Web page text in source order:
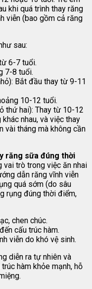
khi quá trình thay răng
viễn (bao gồm cả răng
sau:
6-7 tuổi.
7-8 tuổi.
Bắt đầu thay từ 9-11
10-12 tuổi.
thứ hai): Thay từ 10-12
nhau, và việc thay
vài tháng mà không cần
răng sữa đúng thời
vai trò trong việc ăn nhai
dẫn răng vĩnh viễn
quá sớm (do sâu
rụng đúng thời điểm,
chen chúc.
cấu trúc hàm.
viễn do khó vệ sinh.
diễn ra tự nhiên và
hàm khỏe mạnh, hỗ